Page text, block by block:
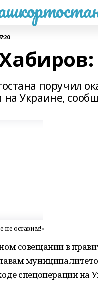
поручил
на Украине,
не оставим!»
совещании в
спецоперации на